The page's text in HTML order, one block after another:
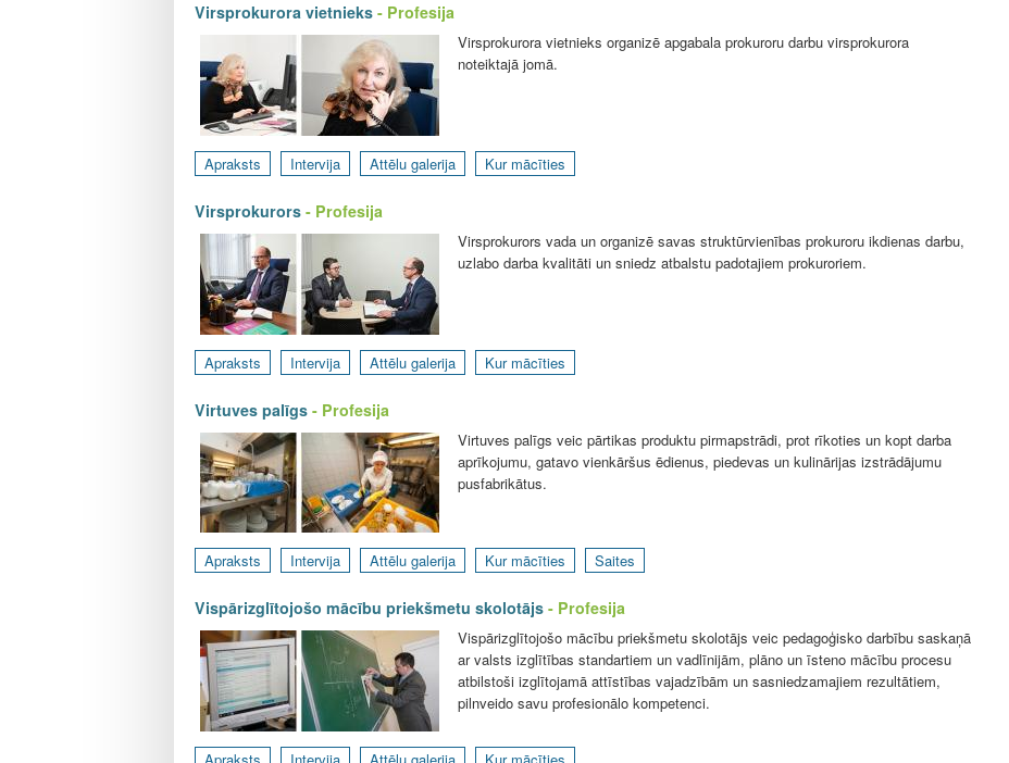
Virsprokurora vietnieks - Profesija
Virsprokurora vietnieks organizē apgabala prokuroru darbu virsprokurora
noteiktajā jomā.
Apraksts Intervija Attēlu galerija Kur mācīties
Virsprokurors - Profesija
Virsprokurors vada un organizē savas struktūrvienības prokuroru ikdienas darbu,
uzlabo darba kvalitāti un sniedz atbalstu padotajiem prokuroriem.
Apraksts Intervija Attēlu galerija Kur mācīties
Virtuves palīgs - Profesija
Virtuves palīgs veic pārtikas produktu pirmapstrādi, prot rīkoties un kopt darba
aprīkojumu, gatavo vienkāršus ēdienus, piedevas un kulinārijas izstrādājumu
pusfabrikātus.
Apraksts Intervija Attēlu galerija Kur mācīties Saites
Vispārizglītojošo mācību priekšmetu skolotājs - Profesija
Vispārizglītojošo mācību priekšmetu skolotājs veic pedagoģisko darbību saskaņā
ar valsts izglītības standartiem un vadlīnijām, plāno un īsteno mācību procesu
atbilstoši izglītojamā attīstības vajadzībām un sasniedzamajiem rezultātiem,
pilnveido savu profesionālo kompetenci.